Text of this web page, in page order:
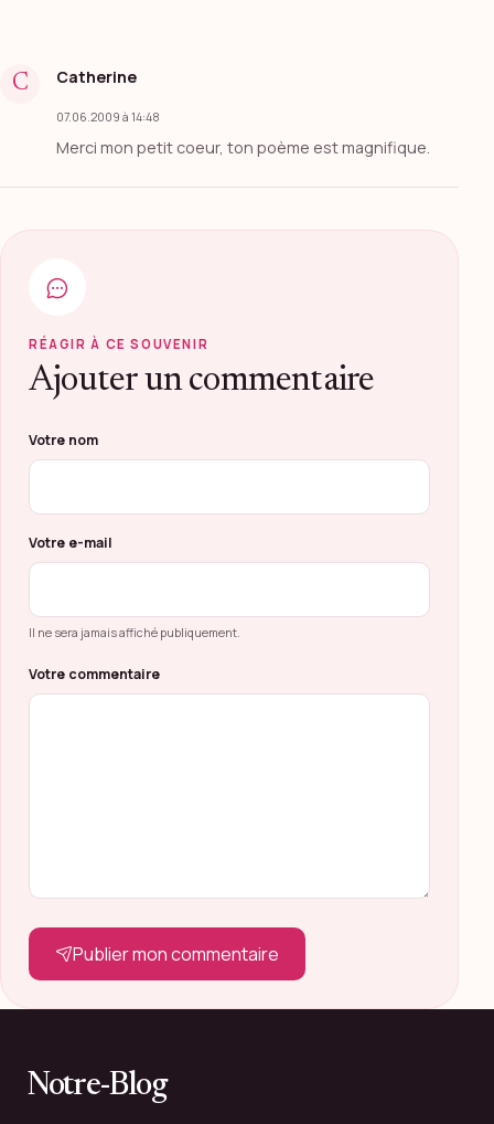
C Catherine
07.06.2009 à 14:48
Merci mon petit coeur, ton poème est magnifique.
RÉAGIR À CE SOUVENIR
Ajouter un commentaire
Ne pas remplir ce champ
Votre nom
Votre e-mail
Il ne sera jamais affiché publiquement.
Votre commentaire
Publier mon commentaire
Notre-Blog